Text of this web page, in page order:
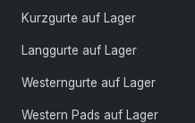
Kurzgurte auf Lager
Langgurte auf Lager
Westerngurte auf Lager
Western Pads auf Lager